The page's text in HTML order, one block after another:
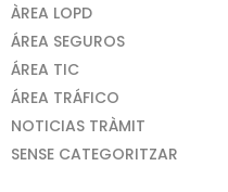
ÀREA LOPD
ÁREA SEGUROS
ÁREA TIC
ÁREA TRÁFICO
NOTICIAS TRÀMIT
SENSE CATEGORITZAR